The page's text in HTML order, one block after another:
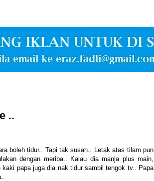
..
boleh tidur.. Tapi tak susah.. Letak atas tilam pun
dengan meriba.. Kalau dia manja plus main,
papa juga dia nak tidur sambil tengok tv.. Papa